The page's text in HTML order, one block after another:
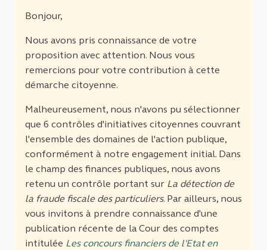
Bonjour,
Nous avons pris connaissance de votre
proposition avec attention. Nous vous
remercions pour votre contribution à cette
démarche citoyenne.
Malheureusement, nous n'avons pu sélectionner
que 6 contrôles d'initiatives citoyennes couvrant
l'ensemble des domaines de l'action publique,
conformément à notre engagement initial. Dans
le champ des finances publiques, nous avons
retenu un contrôle portant sur La détection de
la fraude fiscale des particuliers. Par ailleurs, nous
vous invitons à prendre connaissance d'une
publication récente de la Cour des comptes
intitulée Les concours financiers de l'Etat en